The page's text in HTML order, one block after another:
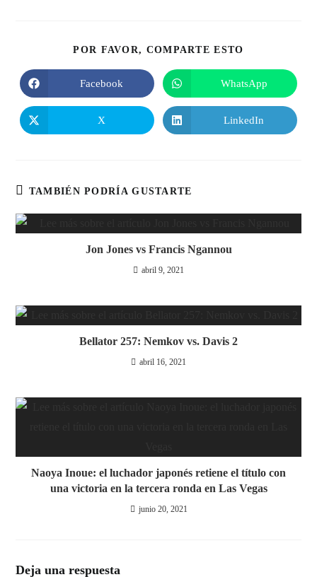
POR FAVOR, COMPARTE ESTO
CONTENIDO
Se
abre
en
una
nueva
ventana
Facebook
Se
abre
en
una
nueva
ventana
WhatsApp
abre
X
Se
abre
LinkedIn
TAMBIÉN PODRÍA GUSTARTE
Jon Jones vs Francis Ngannou
abril 9, 2021
Bellator 257: Nemkov vs. Davis 2
abril 16, 2021
Naoya Inoue: el luchador japonés retiene el título con
una victoria en la tercera ronda en Las Vegas
junio 20, 2021
Deja una respuesta